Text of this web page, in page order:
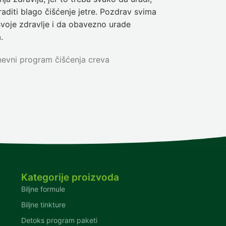
blago čišćenje jetre. Pozdrav svima
zdravlje i da obavezno urade
program čišćenja creva
Kategorije proizvoda
Biljne formule
Biljne tinkture
Detoks program paketi